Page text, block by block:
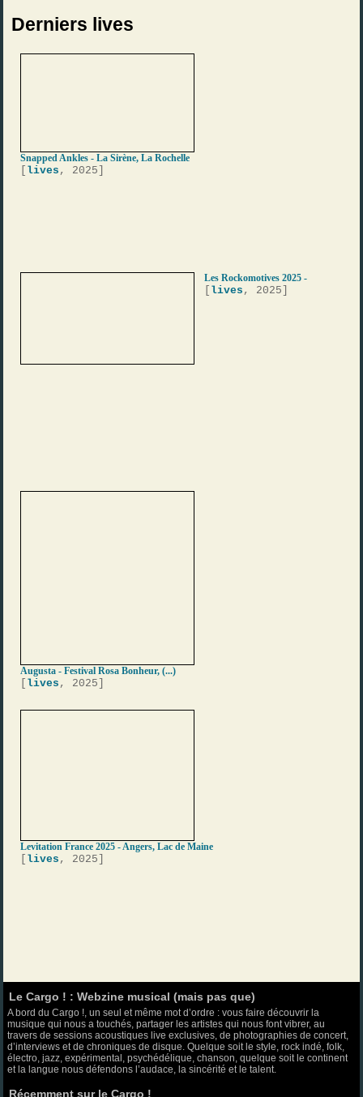
Derniers lives
Snapped Ankles - La Sirène, La Rochelle
lives , 2025]
Les Rockomotives 2025 -
lives , 2025]
Augusta - Festival Rosa Bonheur, (...)
lives , 2025]
Levitation France 2025 - Angers, Lac de Maine
lives , 2025]
Le Cargo ! : Webzine musical (mais pas que)
A bord du Cargo !, un seul et même mot d’ordre : vous faire découvrir la
musique qui nous a touchés, partager les artistes qui nous font vibrer, au
travers de sessions acoustiques live exclusives, de photographies de concert,
d’interviews et de chroniques de disque. Quelque soit le style, rock indé, folk,
électro, jazz, expérimental, psychédélique, chanson, quelque soit le continent
et la langue nous défendons l’audace, la sincérité et le talent.
Récemment sur le Cargo !